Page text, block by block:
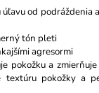
od podráždenia
tón pleti
agresormi
pokožku a zmierňuje
textúru pokožky a